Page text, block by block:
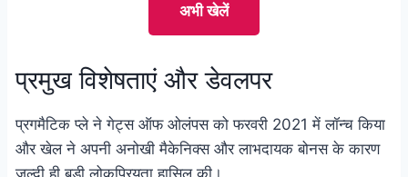
अभी खेलें
प्रमुख विशेषताएं और डेवलपर
प्रगमैटिक प्ले ने गेट्स ऑफ ओलंपस को फरवरी 2021 में लॉन्च किया
और खेल ने अपनी अनोखी मैकेनिक्स और लाभदायक बोनस के कारण